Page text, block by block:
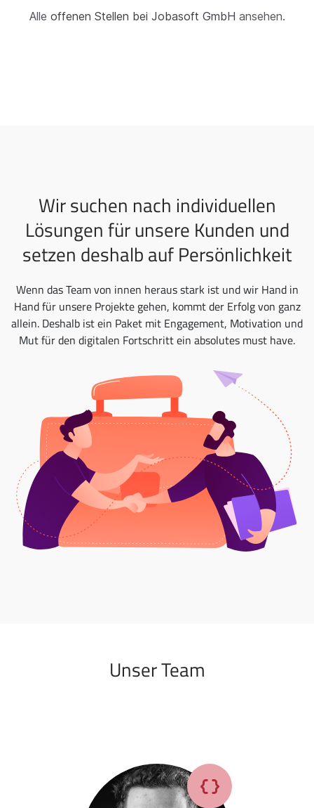
Alle offenen Stellen bei Jobasoft GmbH ansehen.
Wir suchen nach individuellen
Lösungen für unsere Kunden und
setzen deshalb auf Persönlichkeit
Wenn das Team von innen heraus stark ist und wir Hand in
Hand für unsere Projekte gehen, kommt der Erfolg von ganz
allein. Deshalb ist ein Paket mit Engagement, Motivation und
Mut für den digitalen Fortschritt ein absolutes must have.
Unser Team